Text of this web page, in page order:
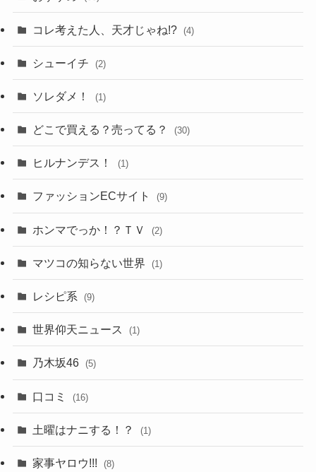
コレ考えた人、天才じゃね!? (4)
シューイチ (2)
ソレダメ！ (1)
どこで買える？売ってる？ (30)
ヒルナンデス！ (1)
ファッションECサイト (9)
ホンマでっか！？ＴＶ (2)
マツコの知らない世界 (1)
レシピ系 (9)
世界仰天ニュース (1)
乃木坂46 (5)
口コミ (16)
土曜はナニする！？ (1)
家事ヤロウ!!! (8)